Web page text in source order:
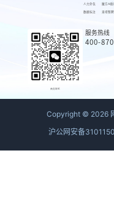
人力外包
数据标注
魔方AI质
来呗智聘
商务联系
服务热线
400-
Copyright © 2026
沪公网安备